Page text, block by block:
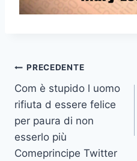
Navigazione
articoli
PRECEDENTE
Com è stupido l uomo
rifiuta d essere felice
per paura di non
esserlo più
Comeprincipe Twitter